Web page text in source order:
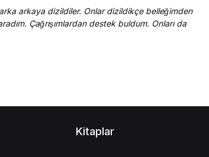
arkaya dizildiler. Onlar dizildikçe belleğimden
Çağrışımlardan destek buldum. Onları da
Kitaplar